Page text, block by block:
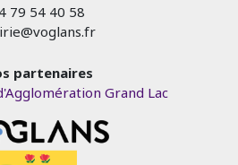
79 54 40 58
partenaires
Grand Lac